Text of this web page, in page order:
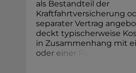
als Bestandteil der
Kraftfahrtversicherung
separater Vertrag
deckt typischerweise
in Zusammenhang mit
oder einer